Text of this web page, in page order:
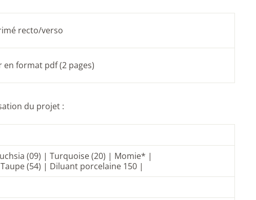
recto/verso
en format pdf (2 pages)
du projet :
(09) | Turquoise (20) | Momie* |
Taupe (54) | Diluant porcelaine 150 |